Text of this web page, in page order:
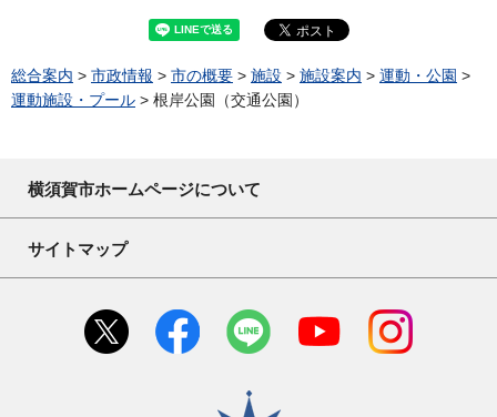
総合案内 > 市政情報 > 市の概要 > 施設 > 施設案内 > 運動・公園 >
運動施設・プール > 根岸公園（交通公園）
横須賀市ホームページについて
サイトマップ
横須賀市